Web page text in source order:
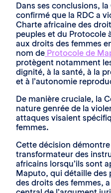
Dans ses conclusions,
confirmé que la RDC a
Charte africaine des
peuples et du Protocole
aux droits des femmes
nom de Protocole de
protègent notamment
dignité, à la santé, à la
et à l’autonomie
De manière cruciale, la
nature genrée de la
attaques visaient
femmes.
Cette décision
transformateur des
africains lorsqu’ils sont
Maputo, qui détaille
des droits des femmes,